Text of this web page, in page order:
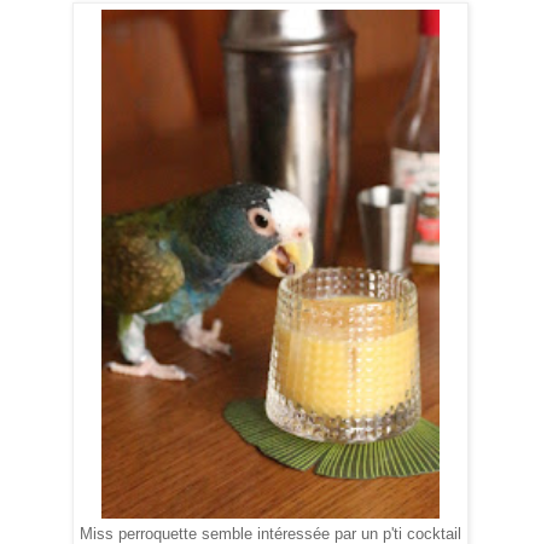
Miss perroquette semble intéressée par un p'ti cocktail